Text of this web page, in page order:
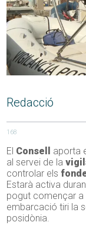
Redacció
168
El Consell aporta
al servei de la
controlar els
Estarà activa
pogut començar a
embarcació tiri la
posidònia.